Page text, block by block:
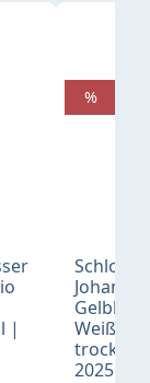
|
Schloß
Gelblack
trocken
2025
%